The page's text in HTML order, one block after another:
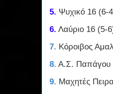
5. Ψυχικό 16 (6-
6. Λαύριο 16 (5-
7. Κόροιβος
8. Α.Σ. Παπάγου
9. Μαχητές